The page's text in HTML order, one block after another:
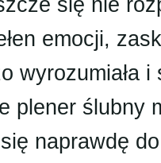
się nie
emocji,
wyrozumiała
plener
naprawdę